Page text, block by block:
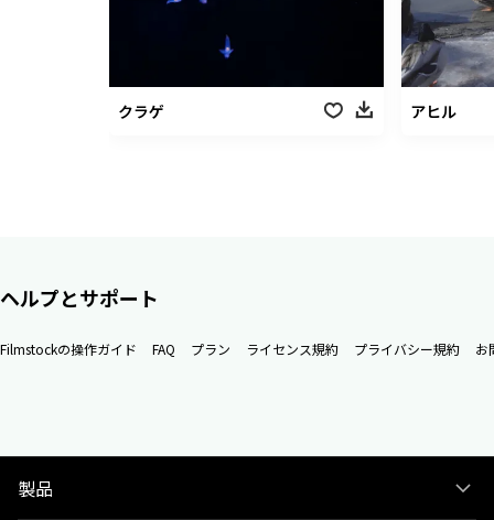
クラゲ アヒル
ヘルプとサポート
Filmstockの操作ガイド FAQ プラン ライセンス規約 プライバシー規約 お
製品